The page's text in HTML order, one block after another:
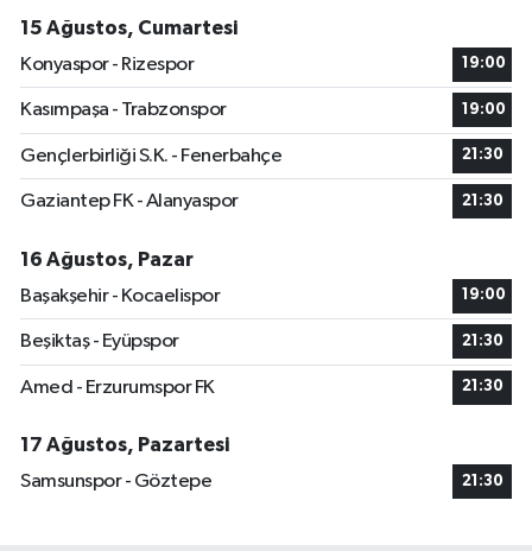
15 Ağustos, Cumartesi
Konyaspor - Rizespor
19:00
Kasımpaşa - Trabzonspor 19:00
Gençlerbirliği S.K. - Fenerbahçe 21:30
Gaziantep FK - Alanyaspor 21:30
16 Ağustos, Pazar
Başakşehir - Kocaelispor
19:00
Beşiktaş - Eyüpspor 21:30
Amed - Erzurumspor FK 21:30
17 Ağustos, Pazartesi
Samsunspor - Göztepe
21:30